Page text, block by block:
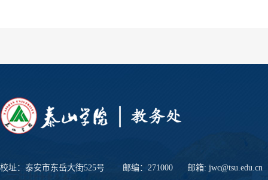
校址：泰安市东岳大街525号 邮编：271000 邮箱: jwc@tsu.edu.cn